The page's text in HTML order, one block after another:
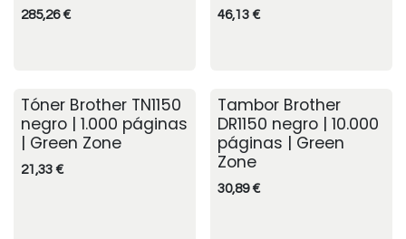
285,26€ 46,13€
Tóner Brother TN1150
negro | 1.000 páginas
| Green Zone
21,33 €
Tambor Brother
DR1150 negro | 10.000
páginas | Green
Zone
30,89€